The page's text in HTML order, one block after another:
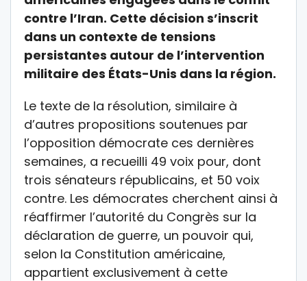
contre l’Iran. Cette décision s’inscrit
dans un contexte de tensions
persistantes autour de l’intervention
militaire des États-Unis dans la région.
Le texte de la résolution, similaire à
d’autres propositions soutenues par
l’opposition démocrate ces dernières
semaines, a recueilli 49 voix pour, dont
trois sénateurs républicains, et 50 voix
contre. Les démocrates cherchent ainsi à
réaffirmer l’autorité du Congrès sur la
déclaration de guerre, un pouvoir qui,
selon la Constitution américaine,
appartient exclusivement à cette